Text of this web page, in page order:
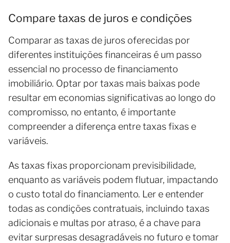
Compare taxas de juros e condições
Comparar as taxas de juros oferecidas por
diferentes instituições financeiras é um passo
essencial no processo de financiamento
imobiliário. Optar por taxas mais baixas pode
resultar em economias significativas ao longo do
compromisso, no entanto, é importante
compreender a diferença entre taxas fixas e
variáveis.
As taxas fixas proporcionam previsibilidade,
enquanto as variáveis podem flutuar, impactando
o custo total do financiamento. Ler e entender
todas as condições contratuais, incluindo taxas
adicionais e multas por atraso, é a chave para
evitar surpresas desagradáveis no futuro e tomar